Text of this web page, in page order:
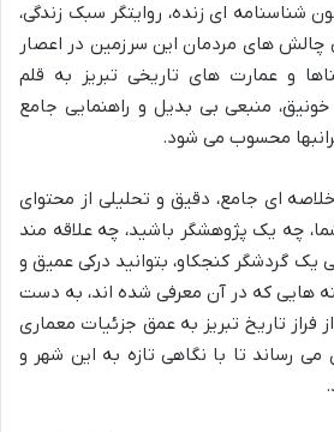
شناسنامه ای زنده، روایتگر سبک زندگی،
چالش های مردمان این سرزمین در اعصار
و عمارت های تاریخی تبریز به قلم
خونیق، منبعی بی بدیل و راهنمایی جامع
محسوب می شود.
ای جامع، دقیق و تحلیلی از محتوای
چه یک پژوهشگر باشید، چه علاقه مند
یک گردشگر کنجکاو، بتوانید درکی عمیق و
هایی که در آن معرفی شده اند، به دست
فراز تاریخ تبریز به عمق جزئیات معماری
رساند تا با نگاهی تازه به این شهر و